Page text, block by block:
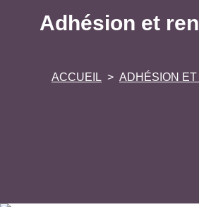
Adhésion et
ACCUEIL ADHÉSION